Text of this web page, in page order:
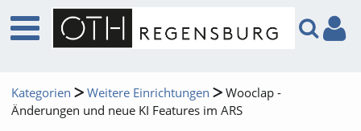
Kategorien Weitere Einrichtungen
Wooclap -
Änderungen und neue KI Features im ARS